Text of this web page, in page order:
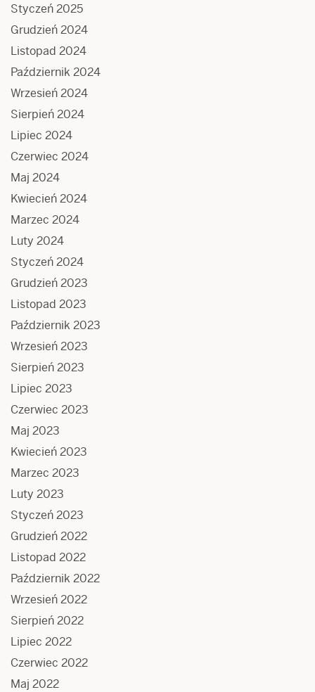
Styczeń 2025
Grudzień 2024
Listopad 2024
Październik 2024
Wrzesień 2024
Sierpień 2024
Lipiec 2024
Czerwiec 2024
Maj 2024
Kwiecień 2024
Marzec 2024
Luty 2024
Styczeń 2024
Grudzień 2023
Listopad 2023
Październik 2023
Wrzesień 2023
Sierpień 2023
Lipiec 2023
Czerwiec 2023
Maj 2023
Kwiecień 2023
Marzec 2023
Luty 2023
Styczeń 2023
Grudzień 2022
Listopad 2022
Październik 2022
Wrzesień 2022
Sierpień 2022
Lipiec 2022
Czerwiec 2022
Maj 2022